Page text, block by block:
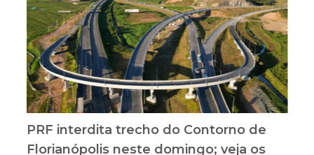
PRF interdita trecho do Contorno de
Florianópolis neste domingo; veja os